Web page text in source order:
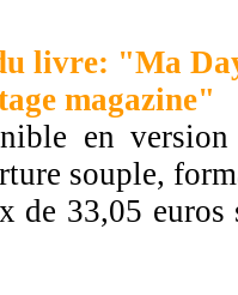
livre: "Ma
magazine"
en
souple,
de 33,05 euros